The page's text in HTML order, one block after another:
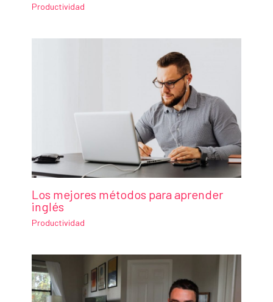
Productividad
Los mejores métodos para aprender
inglés
Productividad